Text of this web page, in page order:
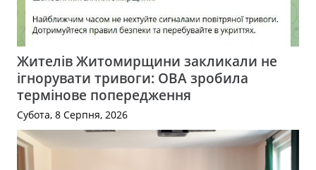
Жителів Житомирщини закликали не
ігнорувати тривоги: ОВА зробила
термінове попередження
Субота, 8 Серпня, 2026